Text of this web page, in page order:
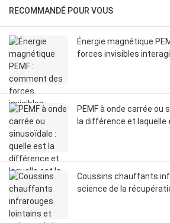
RECOMMANDÉ POUR VOUS
Énergie magnétique
forces invisibles
PEMF à onde carrée ou
la différence et laquelle
Coussins chauffants
science de la